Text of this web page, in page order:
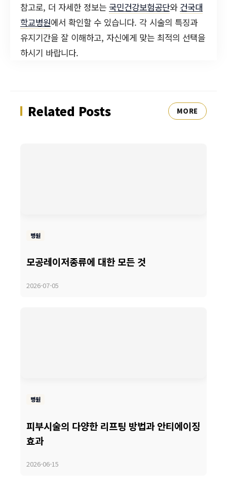
참고로, 더 자세한 정보는 국민건강보험공단와 건국대
학교병원에서 확인할 수 있습니다. 각 시술의 특징과
유지기간을 잘 이해하고, 자신에게 맞는 최적의 선택을
하시기 바랍니다.
Related Posts MORE
병원
모공레이저종류에 대한 모든 것
2026-07-05
병원
피부시술의 다양한 리프팅 방법과 안티에이징
효과
2026-06-15